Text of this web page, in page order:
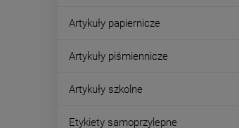
Artykuły papiernicze
Artykuły piśmiennicze
Artykuły szkolne
Etykiety samoprzylepne